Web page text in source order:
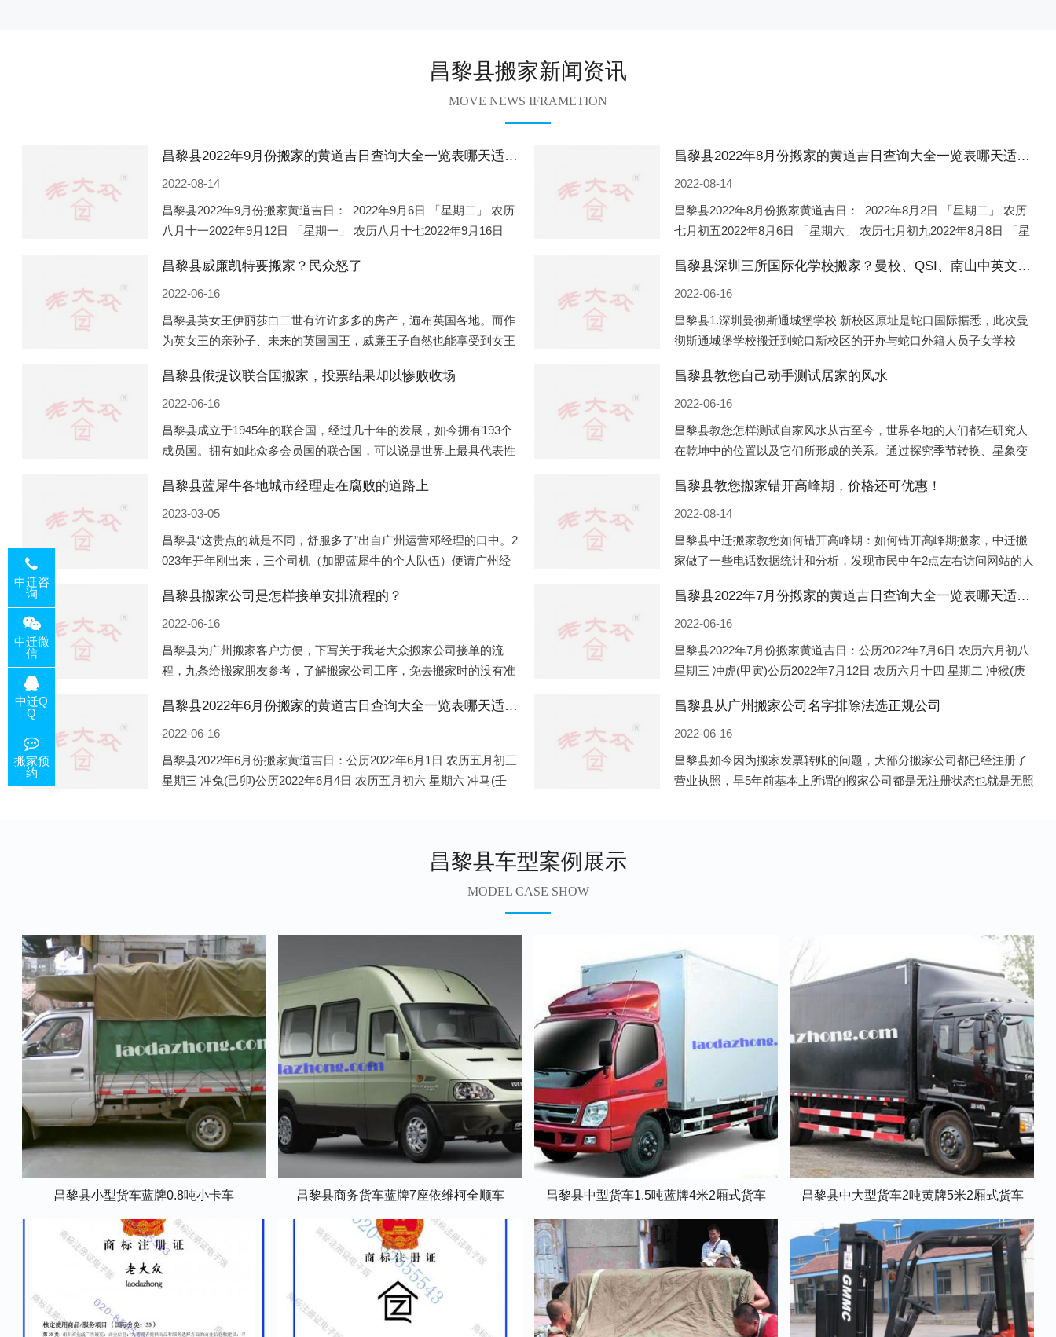
昌黎县搬家新闻资讯
MOVE NEWS IFRAMETION
昌黎县2022年9月份搬家的黄道吉日查询大全一览表哪天适合搬家好日子
2022-08-14
昌黎县2022年9月份搬家黄道吉日： 2022年9月6日 「星期二」 农历
八月十一2022年9月12日 「星期一」 农历八月十七2022年9月16日
昌黎县2022年8月份搬家的黄道吉日查询大全一览表哪天适合搬家好日子
2022-08-14
昌黎县2022年8月份搬家黄道吉日： 2022年8月2日 「星期二」 农历
七月初五2022年8月6日 「星期六」 农历七月初九2022年8月8日 「星
昌黎县威廉凯特要搬家？民众怒了
2022-06-16
昌黎县英女王伊丽莎白二世有许许多多的房产，遍布英国各地。而作
为英女王的亲孙子、未来的英国国王，威廉王子自然也能享受到女王
是位于伦敦的肯辛顿宫，一处
昌黎县深圳三所国际化学校搬家？曼校、QSI、南山中英文搬走了
2022-06-16
昌黎县1.深圳曼彻斯通城堡学校 新校区原址是蛇口国际据悉，此次曼
彻斯通城堡学校搬迁到蛇口新校区的开办与蛇口外籍人员子女学校
正式并入蛇口外籍
昌黎县俄提议联合国搬家，投票结果却以惨败收场
2022-06-16
昌黎县成立于1945年的联合国，经过几十年的发展，如今拥有193个
成员国。拥有如此众多会员国的联合国，可以说是世界上最具代表性
以美国为首的西方国家
昌黎县教您自己动手测试居家的风水
2022-06-16
昌黎县教您怎样测试自家风水从古至今，世界各地的人们都在研究人
在乾坤中的位置以及它们所形成的关系。通过探究季节转换、星象变
同住宅中的人，其一生中的财
昌黎县蓝犀牛各地城市经理走在腐败的道路上
2023-03-05
昌黎县“这贵点的就是不同，舒服多了”出自广州运营邓经理的口中。2
023年开年刚出来，三个司机（加盟蓝犀牛的个人队伍）便请广州经
平摊费用，燃鹅这样的
昌黎县教您搬家错开高峰期，价格还可优惠！
2022-08-14
昌黎县中迁搬家教您如何错开高峰期：如何错开高峰期搬家，中迁搬
家做了一些电话数据统计和分析，发现市民中午2点左右访问网站的人
最多的，网上QQ微
昌黎县搬家公司是怎样接单安排流程的？
2022-06-16
昌黎县为广州搬家客户方便，下写关于我老大众搬家公司接单的流
程，九条给搬家朋友参考，了解搬家公司工序，免去搬家时的没有准
电话咨询，初步了解客户搬 家
昌黎县2022年7月份搬家的黄道吉日查询大全一览表哪天适合搬家好日子
2022-06-16
昌黎县2022年7月份搬家黄道吉日：公历2022年7月6日 农历六月初八
星期三 冲虎(甲寅)公历2022年7月12日 农历六月十四 星期二 冲猴(庚
昌黎县2022年6月份搬家的黄道吉日查询大全一览表哪天适合搬家好日子
2022-06-16
昌黎县2022年6月份搬家黄道吉日：公历2022年6月1日 农历五月初三
星期三 冲兔(己卯)公历2022年6月4日 农历五月初六 星期六 冲马(壬
昌黎县从广州搬家公司名字排除法选正规公司
2022-06-16
昌黎县如今因为搬家发票转账的问题，大部分搬家公司都已经注册了
营业执照，早5年前基本上所谓的搬家公司都是无注册状态也就是无照
昌黎县车型案例展示
MODEL CASE SHOW
昌黎县小型货车蓝牌0.8吨小卡车 昌黎县商务货车蓝牌7座依维柯全顺车 昌黎县中型货车1.5吨蓝牌4米2厢式货车 昌黎县中大型货车2吨黄牌5米2厢式货车
中迁咨
询
中迁微
信
中迁Q
Q
搬家预
约